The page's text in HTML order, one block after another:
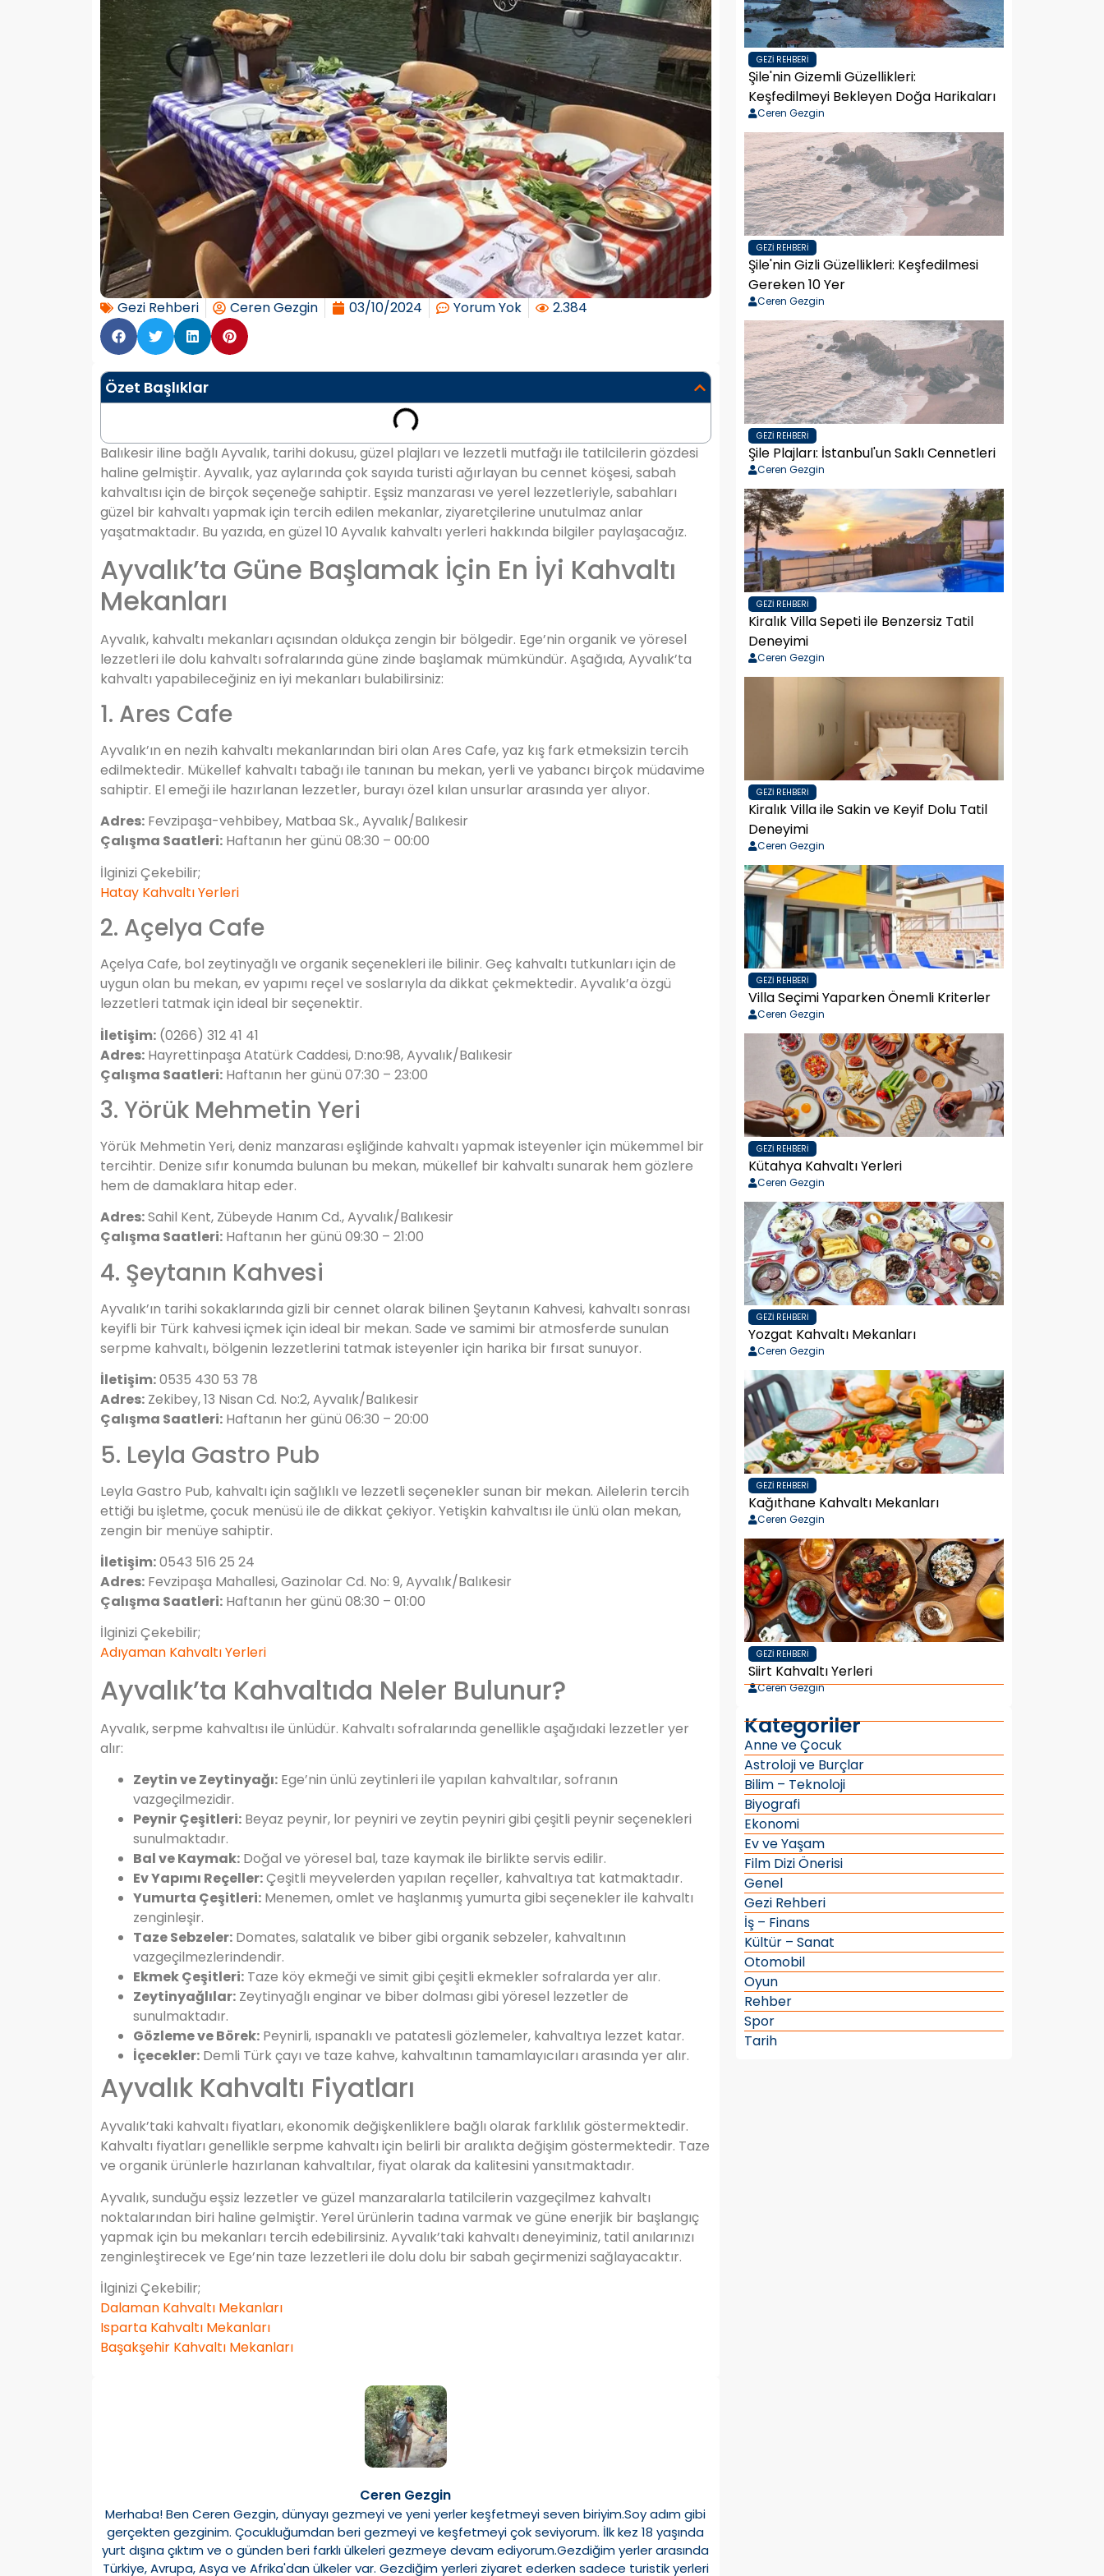
Gezi Rehberi Ceren Gezgin 03/10/2024 Yorum Yok 2.384
Özet Başlıklar
Balıkesir iline bağlı Ayvalık, tarihi dokusu, güzel plajları ve lezzetli mutfağı ile tatilcilerin gözdesi
haline gelmiştir. Ayvalık, yaz aylarında çok sayıda turisti ağırlayan bu cennet köşesi, sabah
kahvaltısı için de birçok seçeneğe sahiptir. Eşsiz manzarası ve yerel lezzetleriyle, sabahları
güzel bir kahvaltı yapmak için tercih edilen mekanlar, ziyaretçilerine unutulmaz anlar
yaşatmaktadır. Bu yazıda, en güzel 10 Ayvalık kahvaltı yerleri hakkında bilgiler paylaşacağız.
Ayvalık’ta Güne Başlamak İçin En İyi Kahvaltı
Mekanları
Ayvalık, kahvaltı mekanları açısından oldukça zengin bir bölgedir. Ege’nin organik ve yöresel
lezzetleri ile dolu kahvaltı sofralarında güne zinde başlamak mümkündür. Aşağıda, Ayvalık’ta
kahvaltı yapabileceğiniz en iyi mekanları bulabilirsiniz:
1. Ares Cafe
Ayvalık’ın en nezih kahvaltı mekanlarından biri olan Ares Cafe, yaz kış fark etmeksizin tercih
edilmektedir. Mükellef kahvaltı tabağı ile tanınan bu mekan, yerli ve yabancı birçok müdavime
sahiptir. El emeği ile hazırlanan lezzetler, burayı özel kılan unsurlar arasında yer alıyor.
Adres: Fevzipaşa-vehbibey, Matbaa Sk., Ayvalık/Balıkesir
Çalışma Saatleri: Haftanın her günü 08:30 – 00:00
İlginizi Çekebilir;
Hatay Kahvaltı Yerleri
2. Açelya Cafe
Açelya Cafe, bol zeytinyağlı ve organik seçenekleri ile bilinir. Geç kahvaltı tutkunları için de
uygun olan bu mekan, ev yapımı reçel ve soslarıyla da dikkat çekmektedir. Ayvalık’a özgü
lezzetleri tatmak için ideal bir seçenektir.
İletişim: (0266) 312 41 41
Adres: Hayrettinpaşa Atatürk Caddesi, D:no:98, Ayvalık/Balıkesir
Çalışma Saatleri: Haftanın her günü 07:30 – 23:00
3. Yörük Mehmetin Yeri
Yörük Mehmetin Yeri, deniz manzarası eşliğinde kahvaltı yapmak isteyenler için mükemmel bir
tercihtir. Denize sıfır konumda bulunan bu mekan, mükellef bir kahvaltı sunarak hem gözlere
hem de damaklara hitap eder.
Adres:Sahil Kent, Zübeyde Hanım Cd., Ayvalık/Balıkesir
Çalışma Saatleri: Haftanın her günü 09:30 – 21:00
4. Şeytanın Kahvesi
Ayvalık’ın tarihi sokaklarında gizli bir cennet olarak bilinen Şeytanın Kahvesi, kahvaltı sonrası
keyifli bir Türk kahvesi içmek için ideal bir mekan. Sade ve samimi bir atmosferde sunulan
serpme kahvaltı, bölgenin lezzetlerini tatmak isteyenler için harika bir fırsat sunuyor.
İletişim:0535 430 53 78
Adres: Zekibey, 13 Nisan Cd. No:2, Ayvalık/Balıkesir
Çalışma Saatleri: Haftanın her günü 06:30 – 20:00
5. Leyla Gastro Pub
Leyla Gastro Pub, kahvaltı için sağlıklı ve lezzetli seçenekler sunan bir mekan. Ailelerin tercih
ettiği bu işletme, çocuk menüsü ile de dikkat çekiyor. Yetişkin kahvaltısı ile ünlü olan mekan,
zengin bir menüye sahiptir.
İletişim:0543 516 25 24
Adres: Fevzipaşa Mahallesi, Gazinolar Cd. No: 9, Ayvalık/Balıkesir
Çalışma Saatleri: Haftanın her günü 08:30 – 01:00
İlginizi Çekebilir;
Adıyaman Kahvaltı Yerleri
Ayvalık’ta Kahvaltıda Neler Bulunur?
Ayvalık, serpme kahvaltısı ile ünlüdür. Kahvaltı sofralarında genellikle aşağıdaki lezzetler yer
alır:
Zeytin ve Zeytinyağı: Ege’nin ünlü zeytinleri ile yapılan kahvaltılar, sofranın
vazgeçilmezidir.
Peynir Çeşitleri: Beyaz peynir, lor peyniri ve zeytin peyniri gibi çeşitli peynir seçenekleri
sunulmaktadır.
Bal ve Kaymak: Doğal ve yöresel bal, taze kaymak ile birlikte servis edilir.
Ev Yapımı Reçeller:Çeşitli meyvelerden yapılan reçeller, kahvaltıya tat katmaktadır.
Yumurta Çeşitleri: Menemen, omlet ve haşlanmış yumurta gibi seçenekler ile kahvaltı
zenginleşir.
Taze Sebzeler: Domates, salatalık ve biber gibi organik sebzeler, kahvaltının
vazgeçilmezlerindendir.
Ekmek Çeşitleri: Taze köy ekmeği ve simit gibi çeşitli ekmekler sofralarda yer alır.
Zeytinyağlılar: Zeytinyağlı enginar ve biber dolması gibi yöresel lezzetler de
sunulmaktadır.
Gözleme ve Börek: Peynirli, ıspanaklı ve patatesli gözlemeler, kahvaltıya lezzet katar.
İçecekler: Demli Türk çayı ve taze kahve, kahvaltının tamamlayıcıları arasında yer alır.
Ayvalık Kahvaltı Fiyatları
Ayvalık’taki kahvaltı fiyatları, ekonomik değişkenliklere bağlı olarak farklılık göstermektedir.
Kahvaltı fiyatları genellikle serpme kahvaltı için belirli bir aralıkta değişim göstermektedir. Taze
ve organik ürünlerle hazırlanan kahvaltılar, fiyat olarak da kalitesini yansıtmaktadır.
Ayvalık, sunduğu eşsiz lezzetler ve güzel manzaralarla tatilcilerin vazgeçilmez kahvaltı
noktalarından biri haline gelmiştir. Yerel ürünlerin tadına varmak ve güne enerjik bir başlangıç
yapmak için bu mekanları tercih edebilirsiniz. Ayvalık’taki kahvaltı deneyiminiz, tatil anılarınızı
zenginleştirecek ve Ege’nin taze lezzetleri ile dolu dolu bir sabah geçirmenizi sağlayacaktır.
İlginizi Çekebilir;
Dalaman Kahvaltı Mekanları
Isparta Kahvaltı Mekanları
Başakşehir Kahvaltı Mekanları
Ceren Gezgin
Merhaba! Ben Ceren Gezgin, dünyayı gezmeyi ve yeni yerler keşfetmeyi seven biriyim.Soy adım gibi
gerçekten gezginim. Çocukluğumdan beri gezmeyi ve keşfetmeyi çok seviyorum. İlk kez 18 yaşında
yurt dışına çıktım ve o günden beri farklı ülkeleri gezmeye devam ediyorum.Gezdiğim yerler arasında
Türkiye, Avrupa, Asya ve Afrika'dan ülkeler var. Gezdiğim yerleri ziyaret ederken sadece turistik yerleri
GEZI REHBERI
Şile'nin Gizemli Güzellikleri:
Keşfedilmeyi Bekleyen Doğa Harikaları
Ceren Gezgin
GEZI REHBERI
Şile'nin Gizli Güzellikleri: Keşfedilmesi
Gereken 10 Yer
Ceren Gezgin
GEZI REHBERI
Şile Plajları: İstanbul'un Saklı Cennetleri
Ceren Gezgin
GEZI REHBERI
Kiralık Villa Sepeti ile Benzersiz Tatil
Deneyimi
Ceren Gezgin
GEZI REHBERI
Kiralık Villa ile Sakin ve Keyif Dolu Tatil
Deneyimi
Ceren Gezgin
GEZI REHBERI
Villa Seçimi Yaparken Önemli Kriterler
Ceren Gezgin
GEZI REHBERI
Kütahya Kahvaltı Yerleri
Ceren Gezgin
GEZI REHBERI
Yozgat Kahvaltı Mekanları
Ceren Gezgin
GEZI REHBERI
Kağıthane Kahvaltı Mekanları
Ceren Gezgin
GEZI REHBERI
Siirt Kahvaltı Yerleri
Ceren Gezgin
Kategoriler
Anne ve Çocuk
Astroloji ve Burçlar
Bilim – Teknoloji
Biyografi
Ekonomi
Ev ve Yaşam
Film Dizi Önerisi
Genel
Gezi Rehberi
İş – Finans
Kültür – Sanat
Otomobil
Oyun
Rehber
Spor
Tarih